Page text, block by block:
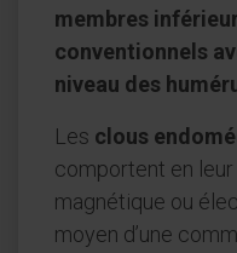
membres
conventionnels
niveau des
Les clous
comportent en
magnétique ou
moyen d’une